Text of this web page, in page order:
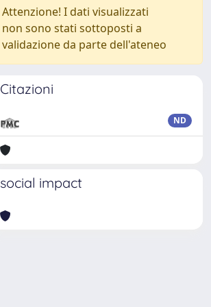
Attenzione! I dati visualizzati
non sono stati sottoposti a
validazione da parte dell'ateneo
Citazioni
ND
social impact